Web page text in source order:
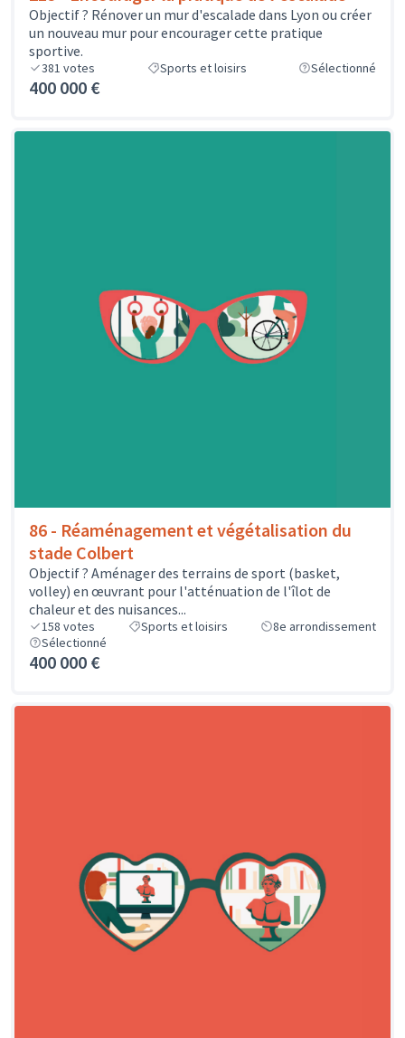
Objectif ? Rénover un mur d'escalade dans Lyon ou créer
un nouveau mur pour encourager cette pratique
sportive.
381 votes Sports et loisirs Sélectionné
400 000 €
86 - Réaménagement et végétalisation du
stade Colbert
Objectif ? Aménager des terrains de sport (basket,
volley) en œuvrant pour l'atténuation de l'îlot de
chaleur et des nuisances...
158 votes Sports et loisirs
8e arrondissement
Sélectionné
400 000 €